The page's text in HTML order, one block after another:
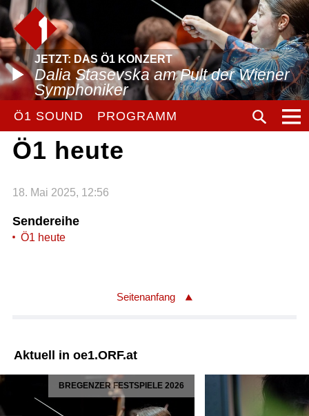
JETZT: DAS Ö1 KONZERT
Dalia Stasevska am Pult der Wiener
Symphoniker
Ö1 SOUND PROGRAMM
Ö1 heute
18. Mai 2025, 12:56
Sendereihe
Ö1 heute
Seitenanfang
Aktuell in oe1.ORF.at
BREGENZER FESTSPIELE 2026